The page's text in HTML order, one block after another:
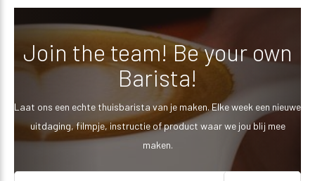
Join the team! Be your own
Barista!
Laat ons een echte thuisbarista van je maken. Elke week een nieuwe
uitdaging, filmpje, instructie of product waar we jou blij mee
maken.